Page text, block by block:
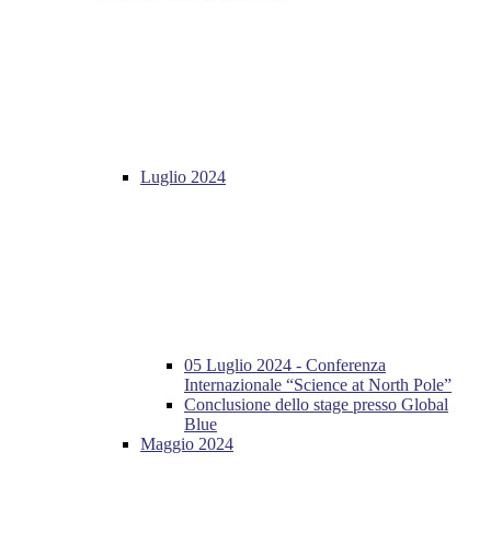
Luglio 2024
05 Luglio 2024 - Conferenza
Internazionale “Science at North Pole”
Conclusione dello stage presso Global
Blue
Maggio 2024